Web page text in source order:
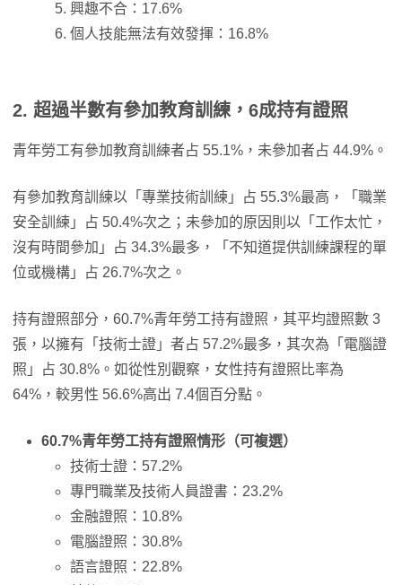
興趣不合：17.6%
個人技能無法有效發揮：16.8%
2. 超過半數有參加教育訓練，6成持有證照
青年勞工有參加教育訓練者占 55.1%，未參加者占 44.9%。
有參加教育訓練以「專業技術訓練」占 55.3%最高，「職業
安全訓練」占 50.4%次之；未參加的原因則以「工作太忙，
沒有時間參加」占 34.3%最多，「不知道提供訓練課程的單
位或機構」占 26.7%次之。
持有證照部分，60.7%青年勞工持有證照，其平均證照數 3
張，以擁有「技術士證」者占 57.2%最多，其次為「電腦證
照」占 30.8%。如從性別觀察，女性持有證照比率為
64%，較男性 56.6%高出 7.4個百分點。
60.7%青年勞工持有證照情形（可複選）
技術士證：57.2%
專門職業及技術人員證書：23.2%
金融證照：10.8%
電腦證照：30.8%
語言證照：22.8%